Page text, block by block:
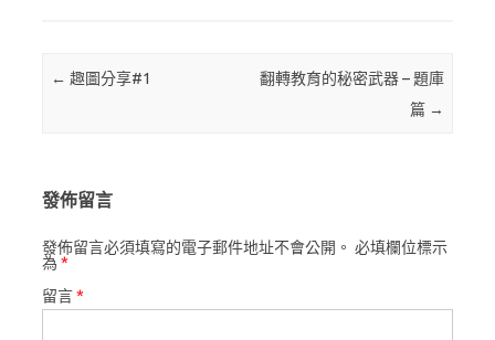
Post navigation
← 趣圖分享#1
翻轉教育的秘密武器 – 題庫
篇 →
發佈留言
發佈留言必須填寫的電子郵件地址不會公開。 必填欄位標示
為 *
留言*